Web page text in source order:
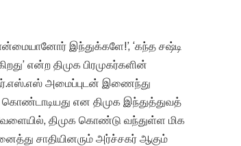
இந்துக்களே!’, ‘கந்த சஷ்டி
என்ற திமுக பிரமுகர்களின்
ஆர்.எஸ்.எஸ் அமைப்புடன் இணைந்து
கொண்டாடியது என திமுக இந்துத்துவத்
திமுக கொண்டு வந்துள்ள மிக
சாதியினரும் அர்ச்சகர் ஆகும்